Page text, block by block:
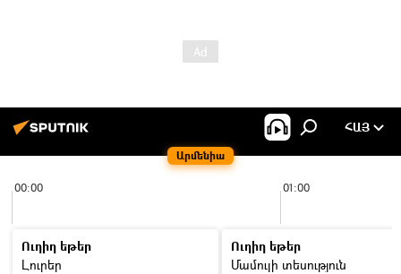
Արմենիա
ՀԱՅ
00:00 01:00
Ուղիղ եթեր
Լուրեր
Ուղիղ եթեր
Մամուլի տեսություն